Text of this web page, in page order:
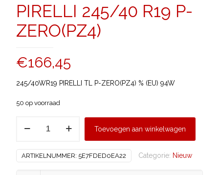
PIRELLI 245/40 R19 P-
ZERO(PZ4)
€166,45
245/40WR19 PIRELLI TL P-ZERO(PZ4) % (EU) 94W
50 op voorraad
P-
ZERO(PZ4)
Toevoegen aan winkelwagen
ARTIKELNUMMER: 5E7FDED0EA22 Categorie: Nieuw